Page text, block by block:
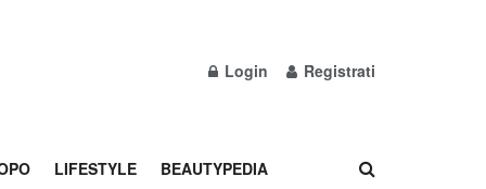
Login Registrati
LIFESTYLE BEAUTYPEDIA